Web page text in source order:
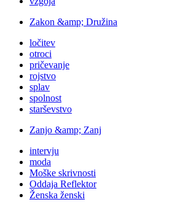
Zakon &amp; Družina
ločitev
otroci
pričevanje
rojstvo
splav
spolnost
starševstvo
Zanjo &amp; Zanj
intervju
moda
Moške skrivnosti
Oddaja Reflektor
Ženska ženski